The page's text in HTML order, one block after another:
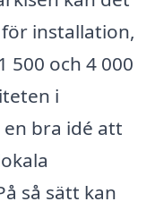
installation,
500 och 4 000
i
bra idé att
så sätt kan